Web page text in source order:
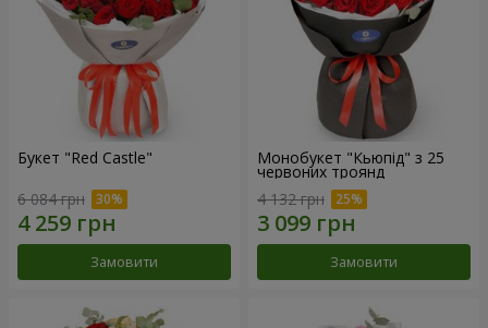
Букет "Red Castle"
6 084 грн
Замовити
Монобукет "Кьюпід" з 25
червоних троянд
4 132 грн
Замовити